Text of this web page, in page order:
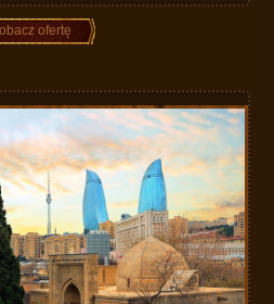
ofertę